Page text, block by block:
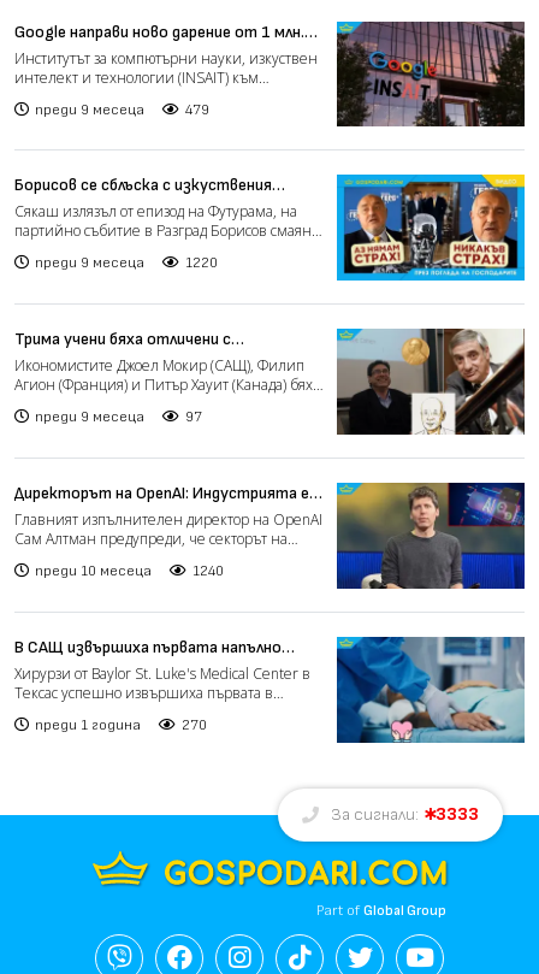
Google направи ново дарение от 1 млн.
долара за българския INSAIT
Институтът за компютърни науки, изкуствен
интелект и технологии (INSAIT) към
преди 9 месеца 479
Борисов се сблъска с изкуствения
интелект (видео)
Сякаш излязъл от епизод на Футурама, на
партийно събитие в Разград Борисов смаян
преди 9 месеца 1220
Трима учени бяха отличени с
Нобеловата награда за икономика за
2025 г.
Икономистите Джоел Мокир (САЩ), Филип
Агион (Франция) и Питър Хауит (Канада) бяха
преди 9 месеца 97
Директорът на OpenAI: Индустрията е
заплашена от финансов срив, но
бъдещето остава обещаващо
Главният изпълнителен директор на OpenAI
Сам Алтман предупреди, че секторът на
преди 10 месеца 1240
В САЩ извършиха първата напълно
роботизирана сърдечна
трансплантация
Хирурзи от Baylor St. Luke's Medical Center в
Тексас успешно извършиха първата в
преди 1 година 270
За сигнали: 3333
Part ofGlobal Group